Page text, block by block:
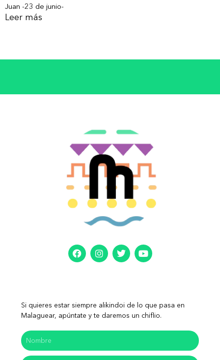
Juan -23 de junio-
Leer más
Si quieres estar siempre alikindoi de lo que pasa en
Malaguear, apúntate y te daremos un chiflio.